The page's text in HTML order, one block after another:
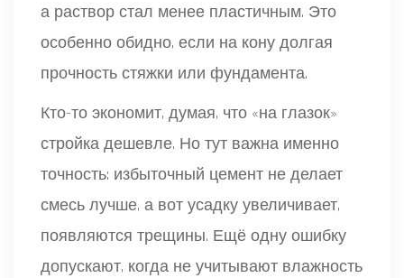
а раствор стал менее пластичным. Это
особенно обидно, если на кону долгая
прочность стяжки или фундамента.
Кто-то экономит, думая, что «на глазок»
стройка дешевле. Но тут важна именно
точность: избыточный цемент не делает
смесь лучше, а вот усадку увеличивает,
появляются трещины. Ещё одну ошибку
допускают, когда не учитывают влажность